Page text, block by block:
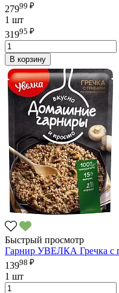
27999 ₽
1 шт
31995 ₽
В корзину
Быстрый просмотр
Гарнир УВЕЛКА Гречка с
13998 ₽
1 шт